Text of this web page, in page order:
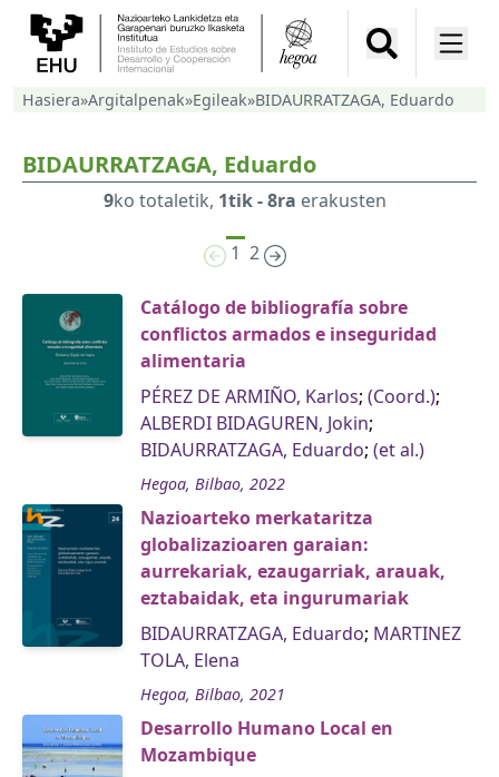
Hasiera»Argitalpenak»Egileak»BIDAURRATZAGA, Eduardo
BIDAURRATZAGA, Eduardo
9ko totaletik, 1tik - 8ra erakusten
1 2
Catálogo de bibliografía sobre
conflictos armados e inseguridad
alimentaria
PÉREZ DE ARMIÑO, Karlos; (Coord.);
ALBERDI BIDAGUREN, Jokin;
BIDAURRATZAGA, Eduardo; (et al.)
Hegoa, Bilbao, 2022
Nazioarteko merkataritza
globalizazioaren garaian:
aurrekariak, ezaugarriak, arauak,
eztabaidak, eta ingurumariak
BIDAURRATZAGA, Eduardo; MARTINEZ
TOLA, Elena
Hegoa, Bilbao, 2021
Desarrollo Humano Local en
Mozambique